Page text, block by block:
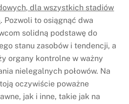
dla wszystkich stadiów
. Pozwoli to osiągnąć dwa
solidną podstawę do
stanu zasobów i tendencji, a
organy kontrolne w ważny
nielegalnych połowów. Na
oczywiście poważne
jak i inne, takie jak na